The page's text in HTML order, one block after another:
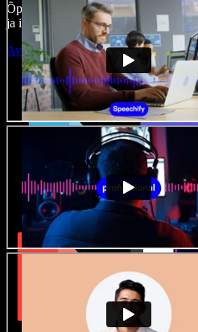
Õppimiskõver puudub, kõik töötab
ja ideed kiiresti ellu viia.
Ava Studio